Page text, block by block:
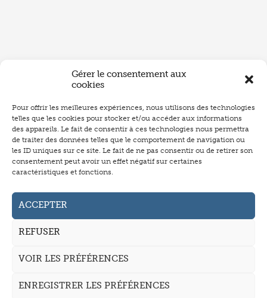
Gérer le consentement aux
cookies
Pour offrir les meilleures expériences, nous utilisons des technologies
telles que les cookies pour stocker et/ou accéder aux informations
des appareils. Le fait de consentir à ces technologies nous permettra
de traiter des données telles que le comportement de navigation ou
les ID uniques sur ce site. Le fait de ne pas consentir ou de retirer son
consentement peut avoir un effet négatif sur certaines
caractéristiques et fonctions.
ACCEPTER
REFUSER
VOIR LES PRÉFÉRENCES
ENREGISTRER LES PRÉFÉRENCES
Abonnement
Annonceurs
La revue
Mentions légales